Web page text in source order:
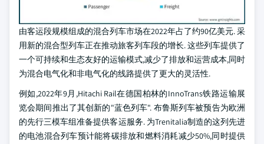
由客运段规模组成的混合列车市场在2022年占了约90亿美元. 采
用新的混合型列车正在推动旅客列车段的增长. 这些列车提供了
一个可持续和生态友好的运输模式,减少了排放和运营成本,同时
为混合电气化和非电气化的线路提供了更大的灵活性.
例如,2022年9月,Hitachi Rail在德国柏林的InnoTrans铁路运输展
览会期间推出了其创新的"蓝色列车". 布鲁斯列车被预告为欧洲
的先行三模车组准备提供客运服务. 为Trenitalia制造的这列先进
的电池混合列车预计能将碳排放和燃料消耗减少50%,同时提供